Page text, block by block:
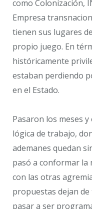
como Colonización,
Empresa
tienen sus lugares
propio juego. En
históricamente
estaban perdiendo
en el Estado.
Pasaron los meses
lógica de trabajo,
ademanes quedan
pasó a conformar la
con las otras
propuestas dejan
pasar a ser